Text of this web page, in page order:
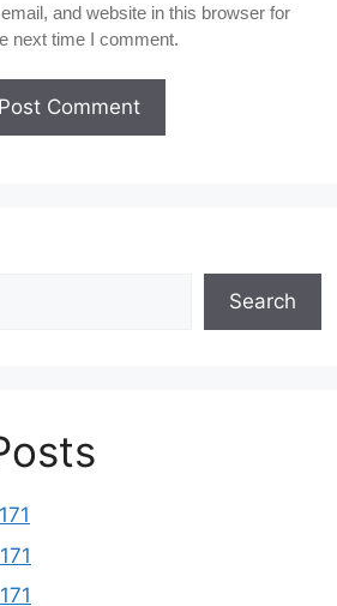
and website in this browser for
next time I comment.
Search